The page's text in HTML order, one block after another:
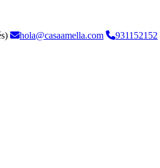
hola@casaamella.com 931152152